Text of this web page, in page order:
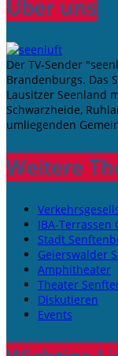
Über uns
Der TV-Sender
Brandenburgs. Das
Lausitzer Seenland
Schwarzheide,
umliegenden
Weitere
IBA-Terrassen
Stadt
Geierswalder
Amphitheater
Theater
Diskutieren
Events